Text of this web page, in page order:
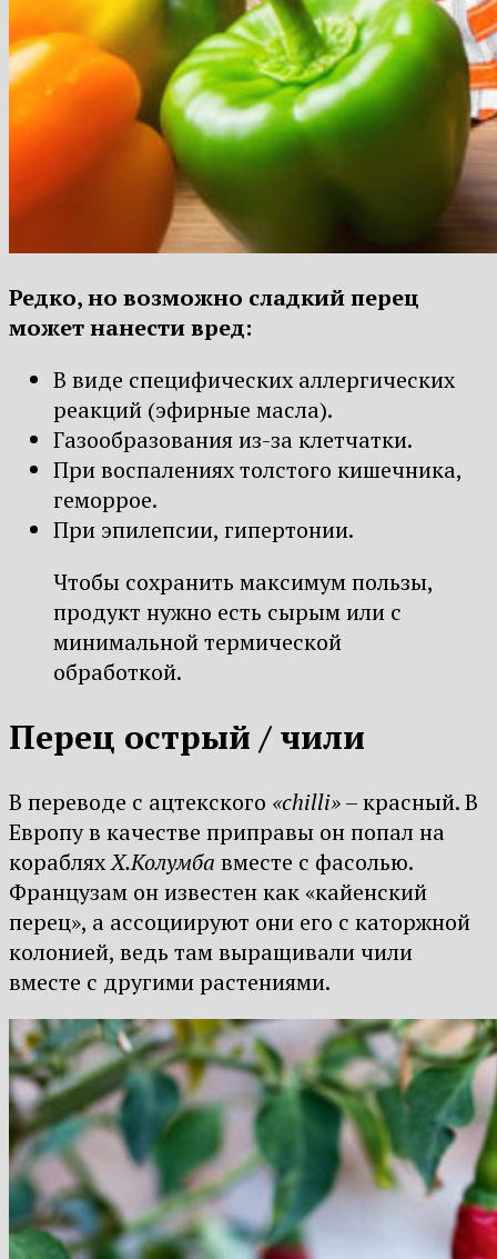
Редко, но возможно сладкий перец
может нанести вред:
В виде специфических аллергических
реакций (эфирные масла).
Газообразования из-за клетчатки.
При воспалениях толстого кишечника,
геморрое.
При эпилепсии, гипертонии.
Чтобы сохранить максимум пользы,
продукт нужно есть сырым или с
минимальной термической
обработкой.
Перец острый / чили
В переводе с ацтекского «chilli»– красный. В
Европу в качестве приправы он попал на
корабляхХ.Колумба вместе с фасолью.
Французам он известен как «кайенский
перец», а ассоциируют они его с каторжной
колонией, ведь там выращивали чили
вместе с другими растениями.